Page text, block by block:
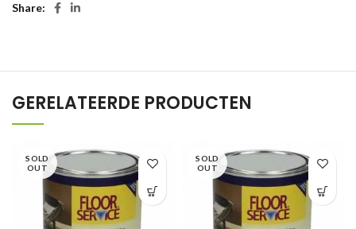
Share
GERELATEERDE PRODUCTEN
SOLD
OUT
SOLD
OUT